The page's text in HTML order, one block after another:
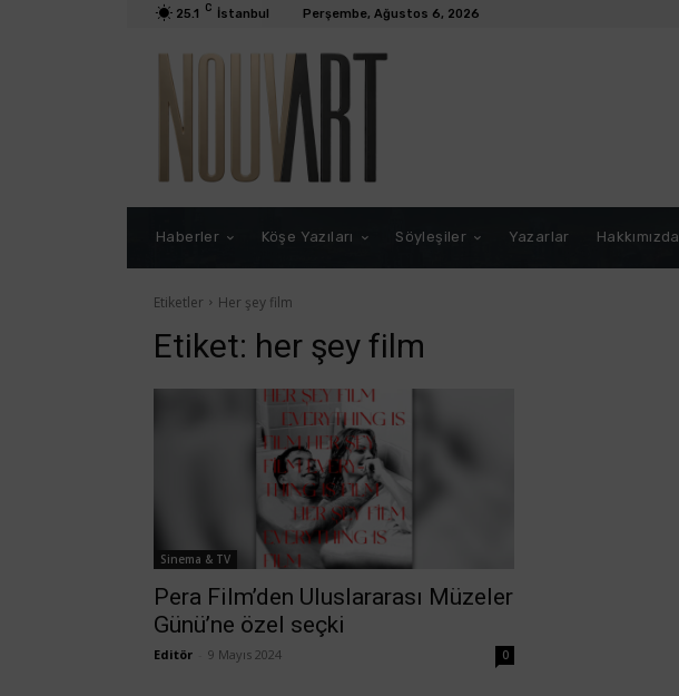
25.1 C İstanbul Perşembe, Ağustos 6, 2026
Haberler Köşe Yazıları Söyleşiler Yazarlar Hakkımızda
Etiketler Her şey film
Etiket: her şey film
Sinema & TV
Pera Film’den Uluslararası Müzeler
Günü’ne özel seçki
Editör 9 Mayıs 2024 0